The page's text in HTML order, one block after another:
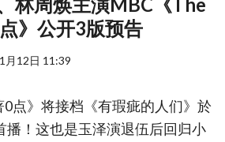
》公开3版预告
月12日 11:39
0点》将接档《有瑕疵的人们》於
播！这也是玉泽演退伍后回归小